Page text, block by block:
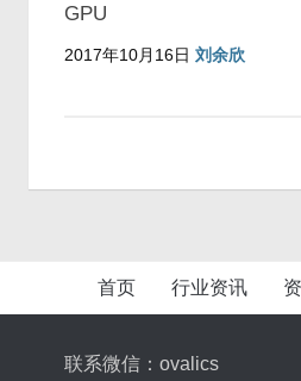
GPU
2017年10月16日 刘余欣
首页 行业资讯
联系微信：ovalics